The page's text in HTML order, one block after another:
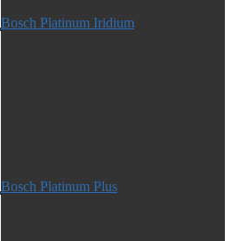
Bosch Platinum Iridium
Bosch Platinum Plus